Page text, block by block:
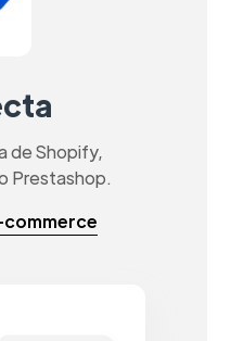
de Shopify,
Prestashop.